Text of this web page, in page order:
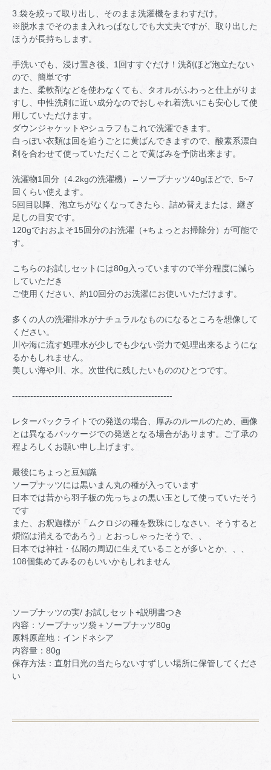
3.袋を絞って取り出し、そのまま洗濯機をまわすだけ。
※脱水までそのまま入れっぱなしでも大丈夫ですが、取り出した
ほうが長持ちします。
手洗いでも、浸け置き後、1回すすぐだけ！洗剤ほど泡立たない
ので、簡単です
また、柔軟剤などを使わなくても、タオルがふわっと仕上がりま
すし、中性洗剤に近い成分なのでおしゃれ着洗いにも安心して使
用していただけます。
ダウンジャケットやシュラフもこれで洗濯できます。
白っぽい衣類は回を追うごとに黄ばんできますので、酸素系漂白
剤を合わせて使っていただくことで黄ばみを予防出来ます。
洗濯物1回分（4.2kgの洗濯機）←ソープナッツ40gほどで、5~7
回くらい使えます。
5回目以降、泡立ちがなくなってきたら、詰め替えまたは、継ぎ
足しの目安です。
120gでおおよそ15回分のお洗濯（+ちょっとお掃除分）が可能で
す。
こちらのお試しセットには80g入っていますので半分程度に減ら
していただき
ご使用ください、約10回分のお洗濯にお使いいただけます。
多くの人の洗濯排水がナチュラルなものになるところを想像して
ください。
川や海に流す処理水が少しでも少ない労力で処理出来るようにな
るかもしれません。
美しい海や川、水。次世代に残したいもののひとつです。
-----------------------------------------------------
レターパックライトでの発送の場合、厚みのルールのため、画像
とは異なるパッケージでの発送となる場合があります。ご了承の
程よろしくお願い申し上げます。
最後にちょっと豆知識
ソープナッツには黒いまん丸の種が入っています
日本では昔から羽子板の先っちょの黒い玉として使っていたそう
です
また、お釈迦様が「ムクロジの種を数珠にしなさい、そうすると
煩悩は消えるであろう」とおっしゃったそうで、、
日本では神社・仏閣の周辺に生えていることが多いとか、、、
108個集めてみるのもいいかもしれません
ソープナッツの実/ お試しセット+説明書つき
内容：ソープナッツ袋＋ソープナッツ80g
原料原産地：インドネシア
内容量：80g
保存方法：直射日光の当たらないすずしい場所に保管してくださ
い